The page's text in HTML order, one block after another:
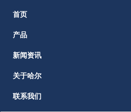
首页
产品
新闻资讯
关于哈尔
联系我们